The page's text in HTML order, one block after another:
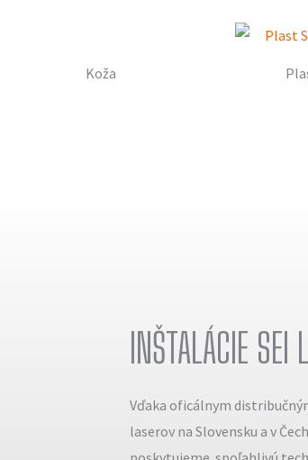
Koža
INŠTALÁCIE SEI
Vďaka oficálnym
laserov na Slovensku a v